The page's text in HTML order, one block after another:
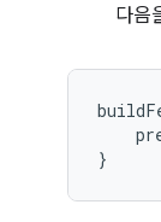
다음
}